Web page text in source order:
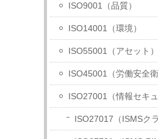
ISO9001（品質）
ISO14001（環境）
ISO55001（アセット）
ISO45001（労働安全衛
ISO27001（情報セキュ
ISO27017（ISMSク